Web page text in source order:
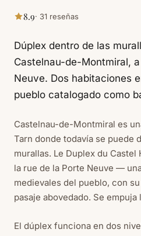
8.9· 31 reseñas
Dúplex dentro de las
Castelnau-de-Montmiral,
Neuve. Dos habitaciones
pueblo catalogado como
Castelnau-de-Montmiral es
Tarn donde todavía se puede
murallas. Le Duplex du
la rue de la Porte Neuve —
medievales del pueblo, con
pasaje abovedado. Se
El dúplex funciona en dos